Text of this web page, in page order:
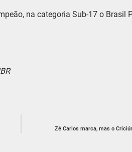
na categoria Sub-17 o Brasil
Zé Carlos marca, mas o